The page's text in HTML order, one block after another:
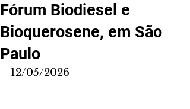
Fórum Biodiesel e
Bioquerosene, em São
Paulo
12/05/2026